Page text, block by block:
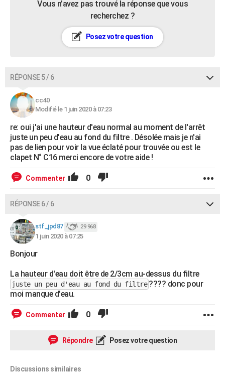
Vous n’avez pas trouvé la réponse que vous
recherchez ?
Posez votre question
RÉPONSE 5 / 6
cc40
Modifié le 1 juin 2020 à 07:23
re: oui j'ai une hauteur d'eau normal au moment de l'arrêt
juste un peu d'eau au fond du filtre . Désolée mais je n'ai
pas de lien pour voir la vue éclaté pour trouvée ou est le
clapet N° C16 merci encore de votre aide !
Commenter 0
RÉPONSE 6 / 6
stf_jpd87 29 968
1 juin 2020 à 07:25
Bonjour
La hauteur d'eau doit être de 2/3cm au-dessus du filtre
juste un peu d'eau au fond du filtre ???? donc pour
moi manque d'eau.
Commenter 0
Répondre Posez votre question
Discussions similaires